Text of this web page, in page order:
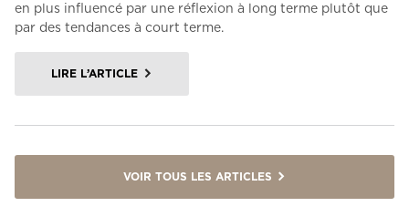
en plus influencé par une réflexion à long terme plutôt que
par des tendances à court terme.
LIRE L’ARTICLE
VOIR TOUS LES ARTICLES